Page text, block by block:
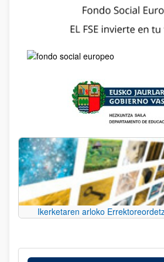
Ikerketaren arloko